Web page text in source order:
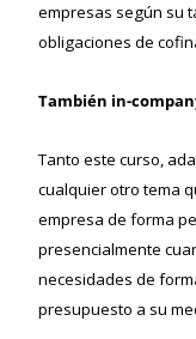
empresas según su
obligaciones de
También in-
Tanto este curso,
cualquier otro tema
empresa de forma
presencialmente
necesidades de
presupuesto a su